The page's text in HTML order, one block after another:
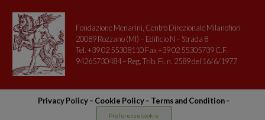
Fondazione Menarini, Centro Direzionale Milanofiori
20089 Rozzano (MI) – Edificio N – Strada 8
Tel. +39 02 55308110 Fax +39 02 55305739 C.F.
94265730484 – Reg. Trib. Fi. n. 2589 del 16/6/1977
Privacy Policy– Cookie Policy – Terms and Condition–
Preferenze cookie